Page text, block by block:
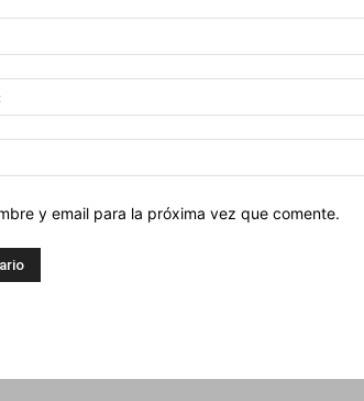
y email para la próxima vez que comente.